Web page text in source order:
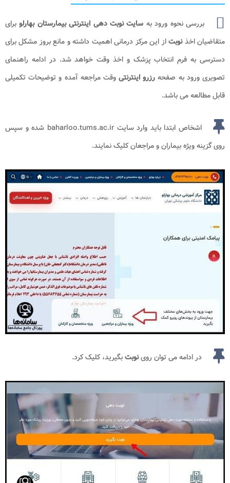
بررسی نحوه ورود به سایت نوبت دهی اینترنتی بیمارستان بهارلو برای
متقاضیان اخذنوبتاز این مرکز درمانی اهمیت داشته و مانع بروز مشکل برای
دسترسی به فرم انتخاب پزشک و اخذ وقت خواهد شد. در ادامه راهنمای
تصویری ورود به صفحه رزرو اینترنتیوقت مراجعه آمده و توضیحات تکمیلی
قابل مطالعه می باشد.
اشخاص ابتدا باید وارد سایت baharloo.tums.ac.ir شده و سپس
روی گزینه ویژه بیماران و مراجعان کلیک نمایند.
در ادامه می توان روینوبتبگیرید، کلیک کرد.